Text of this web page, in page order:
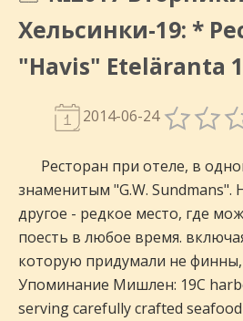
Хельсинки-19: *
"Havis" Eteläranta
2014-06-24
Ресторан при отеле, в
знаменитым "G.W. Sundmans".
другое - редкое место, где
поесть в любое время.
которую придумали не финны,
Упоминание Мишлен: 19C
serving carefully crafted